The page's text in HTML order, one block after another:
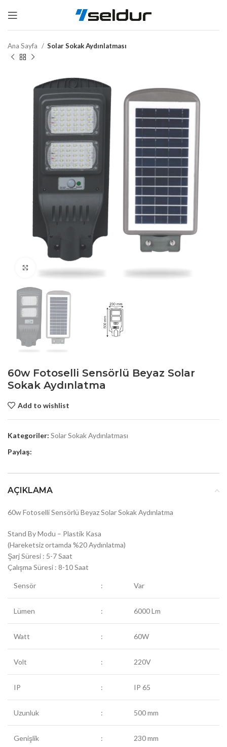
Ana Sayfa Solar Sokak Aydınlatması
60w Fotoselli Sensörlü Beyaz Solar
Sokak Aydınlatma
Add to wishlist
Kategoriler: Solar Sokak Aydınlatması
Paylaş:
AÇIKLAMA
60w Fotoselli Sensörlü Beyaz Solar Sokak Aydınlatma
Stand By Modu – Plastik Kasa
(Hareketsiz ortamda %20 Aydınlatma)
Şarj Süresi : 5-7 Saat
Çalışma Süresi : 8-10 Saat
Sensör : Var
Lümen : 6000 Lm
Watt : 60W
Volt : 220V
IP : IP 65
Uzunluk : 500 mm
Genişlik : 230 mm